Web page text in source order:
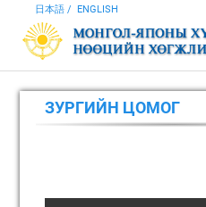
日本語 ENGLISH
ЗУРГИЙН ЦОМОГ